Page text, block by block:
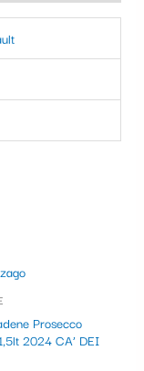
Prosecco
2024 CA’ DEI